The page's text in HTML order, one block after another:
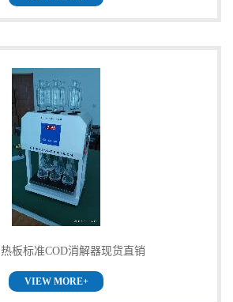
板标准COD消解器现货直销
VIEW MORE+